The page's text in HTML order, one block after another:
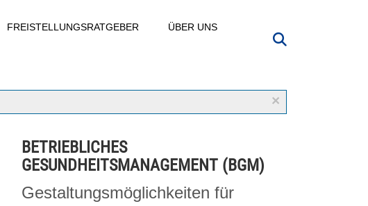
FREISTELLUNGSRATGEBER ÜBER UNS
×
BETRIEBLICHES
GESUNDHEITSMANAGEMENT (BGM)
Gestaltungsmöglichkeiten für